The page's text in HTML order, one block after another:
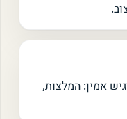
אמין: המלצות,